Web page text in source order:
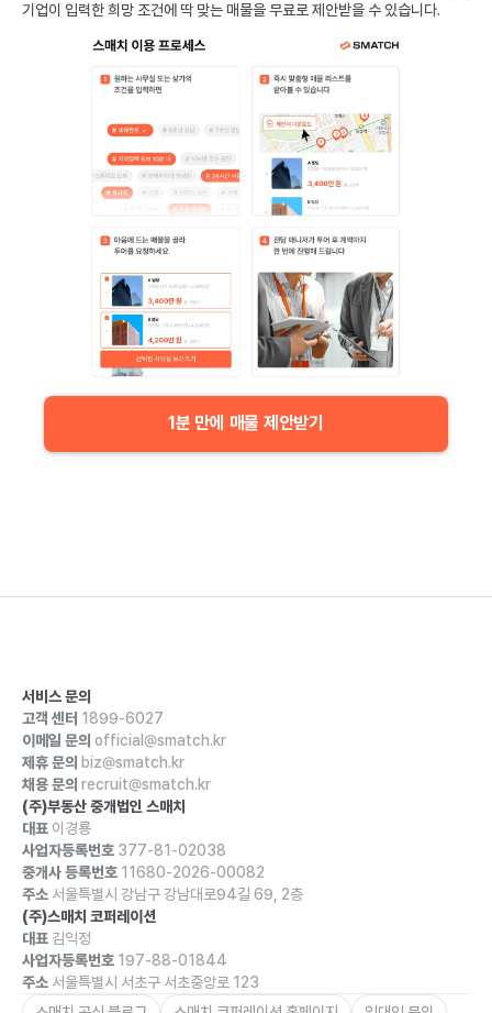
기업이 입력한 희망 조건에 딱 맞는 매물을 무료로 제안받을 수 있습니다.
1분 만에 매물 제안받기
서비스 문의
고객 센터 1899-6027
이메일 문의 official@smatch.kr
제휴 문의 biz@smatch.kr
채용 문의 recruit@smatch.kr
(주)부동산 중개법인 스매치
대표 이경룡
사업자등록번호 377-81-02038
중개사 등록번호 11680-2026-00082
주소 서울특별시 강남구 강남대로94길 69, 2층
(주)스매치 코퍼레이션
대표 김익정
사업자등록번호 197-88-01844
주소 서울특별시 서초구 서초중앙로 123